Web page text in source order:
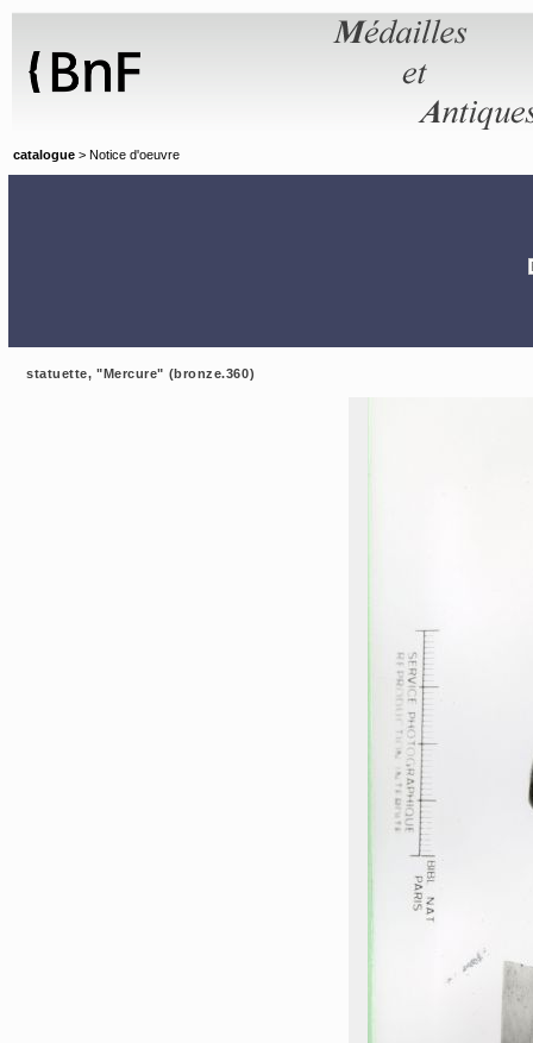
catalogue > Notice d'oeuvre
statuette, "Mercure" (bronze.360)